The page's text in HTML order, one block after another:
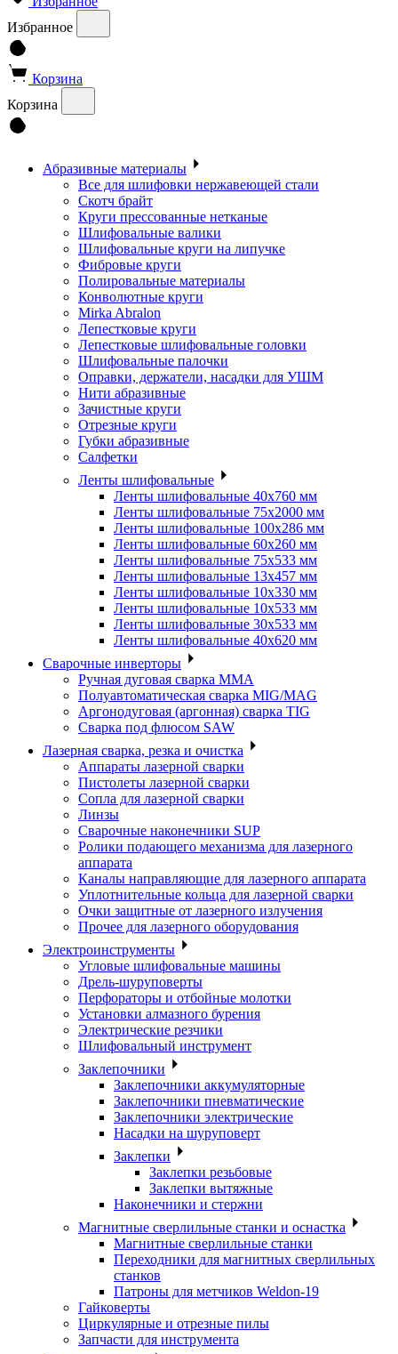
Избранное
Корзина
Корзина
Абразивные материалы
Все для шлифовки нержавеющей стали
Скотч брайт
Круги прессованные нетканые
Шлифовальные валики
Шлифовальные круги на липучке
Фибровые круги
Полировальные материалы
Конволютные круги
Mirka Abralon
Лепестковые круги
Лепестковые шлифовальные головки
Шлифовальные палочки
Оправки, держатели, насадки для УШМ
Нити абразивные
Зачистные круги
Отрезные круги
Губки абразивные
Салфетки
Ленты шлифовальные
Ленты шлифовальные 40х760 мм
Ленты шлифовальные 75х2000 мм
Ленты шлифовальные 100х286 мм
Ленты шлифовальные 60х260 мм
Ленты шлифовальные 75х533 мм
Ленты шлифовальные 13х457 мм
Ленты шлифовальные 10х330 мм
Ленты шлифовальные 10х533 мм
Ленты шлифовальные 30х533 мм
Ленты шлифовальные 40х620 мм
Сварочные инверторы
Ручная дуговая сварка MMA
Полуавтоматическая сварка MIG/MAG
Аргонодуговая (аргонная) сварка TIG
Сварка под флюсом SAW
Лазерная сварка, резка и очистка
Аппараты лазерной сварки
Пистолеты лазерной сварки
Сопла для лазерной сварки
Линзы
Сварочные наконечники SUP
Ролики подающего механизма для лазерного
аппарата
Каналы направляющие для лазерного аппарата
Уплотнительные кольца для лазерной сварки
Очки защитные от лазерного излучения
Прочее для лазерного оборудования
Электроинструменты
Угловые шлифовальные машины
Дрель-шуруповерты
Перфораторы и отбойные молотки
Установки алмазного бурения
Электрические резчики
Шлифовальный инструмент
Заклепочники
Заклепочники аккумуляторные
Заклепочники пневматические
Заклепочники электрические
Насадки на шуруповерт
Заклепки
Заклепки резьбовые
Заклепки вытяжные
Наконечники и стержни
Магнитные сверлильные станки и оснастка
Магнитные сверлильные станки
Переходники для магнитных сверлильных
станков
Патроны для метчиков Weldon-19
Гайковерты
Циркулярные и отрезные пилы
Запчасти для инструмента